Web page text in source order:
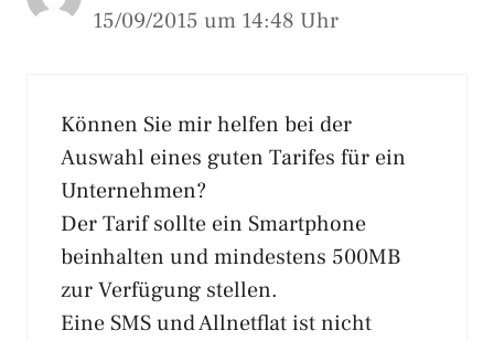
15/09/2015 um 14:48 Uhr
Können Sie mir helfen bei der
Auswahl eines guten Tarifes für ein
Unternehmen?
Der Tarif sollte ein Smartphone
beinhalten und mindestens 500MB
zur Verfügung stellen.
Eine SMS und Allnetflat ist nicht